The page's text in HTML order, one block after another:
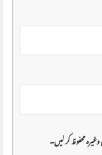
محفوظ کر لیں۔